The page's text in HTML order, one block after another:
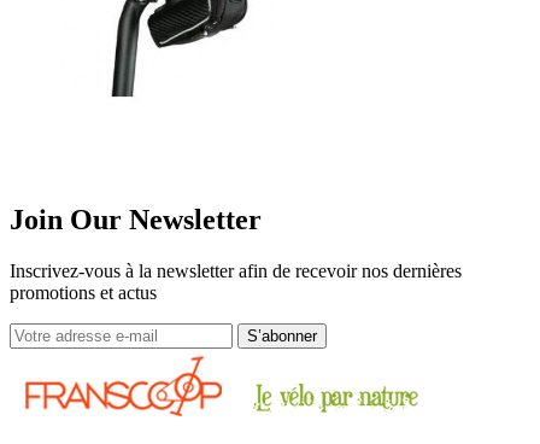
Join Our Newsletter
Inscrivez-vous à la newsletter afin de recevoir nos dernières
promotions et actus